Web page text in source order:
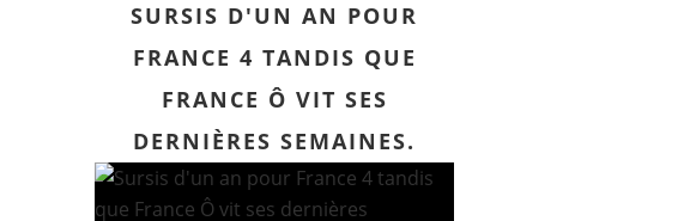
SURSIS D'UN AN POUR
FRANCE 4 TANDIS QUE
FRANCE Ô VIT SES
DERNIÈRES SEMAINES.